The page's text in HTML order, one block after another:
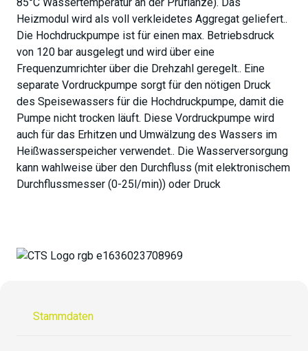
Heizmodul wird als voll verkleidetes Aggregat geliefert..
Die Hochdruckpumpe ist für einen max. Betriebsdruck
von 120 bar ausgelegt und wird über eine
Frequenzumrichter über die Drehzahl geregelt.. Eine
separate Vordruckpumpe sorgt für den nötigen Druck
des Speisewassers für die Hochdruckpumpe, damit die
Pumpe nicht trocken läuft. Diese Vordruckpumpe wird
auch für das Erhitzen und Umwälzung des Wassers im
Heißwasserspeicher verwendet.. Die Wasserversorgung
kann wahlweise über den Durchfluss (mit elektronischem
Durchflussmesser (0-25l/min)) oder Druck
Stammdaten